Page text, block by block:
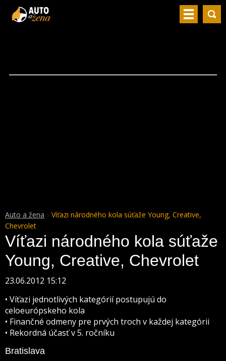
Auto a žena
Víťazi národného kola súťaže Young, Creative,
Chevrolet
Víťazi národného kola súťaže
Young, Creative, Chevrolet
23.06.2012 15:12
• Víťazi jednotlivých kategórií postupujú do
celoeurópskeho kola
• Finančné odmeny pre prvých troch v každej kategórii
• Rekordná účasť v 5. ročníku
Bratislava